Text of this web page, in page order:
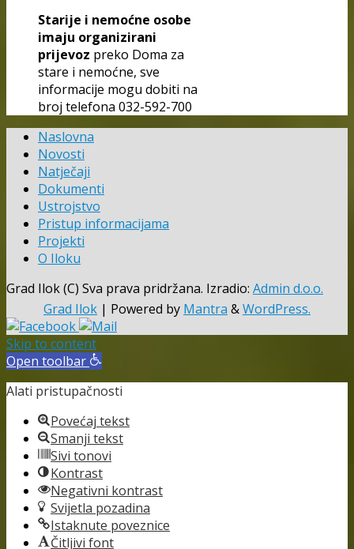
Starije i nemoćne osobe
imaju organizirani
prijevoz preko Doma za
stare i nemoćne, sve
informacije mogu dobiti na
broj telefona 032-592-700
Naslovna
Novosti
Natječaji
Dokumenti
Ustrojstvo
Pristup informacijama
Projekti
O Iloku
Grad Ilok (C) Sva prava pridržana. Izradio: Admin d.o.o.
Grad Ilok | Powered by Mantra &WordPress.
Skip to content
Open toolbar
Alati pristupačnosti
Povećaj tekst
Smanji tekst
Sivi tonovi
Kontrast
Negativni kontrast
Svijetla pozadina
Istaknute poveznice
Čitljivi font